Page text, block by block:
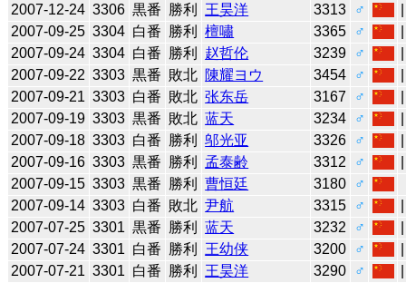
2007-12-24 3306 黒番 勝利 王昊洋 3313 ♂
2007-09-25 3304 白番 勝利 檀嘯 3365 ♂
2007-09-24 3304 白番 勝利 赵哲伦 3239 ♂
2007-09-22 3303 黒番 敗北 陳耀ヨウ 3454 ♂
2007-09-21 3303 白番 敗北 张东岳 3167 ♂
2007-09-19 3303 黒番 敗北 蓝天 3234 ♂
2007-09-18 3303 白番 勝利 邬光亚 3326 ♂
2007-09-16 3303 黒番 勝利 孟泰齢 3312 ♂
2007-09-15 3303 黒番 勝利 曹恒廷 3180
♂
2007-09-14 3303 白番 敗北 尹航 3315 ♂
2007-07-25 3301 黒番 勝利 蓝天 3232 ♂
2007-07-24 3301 白番 勝利 王幼侠 3200 ♂
2007-07-21 3301 白番 勝利 王昊洋 3290 ♂